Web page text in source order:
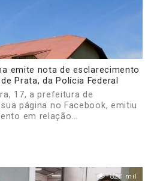
emite nota de esclarecimento
Prata, da Polícia Federal
17, a prefeitura de
página no Facebook, emitiu
em relação...
82.1 mil